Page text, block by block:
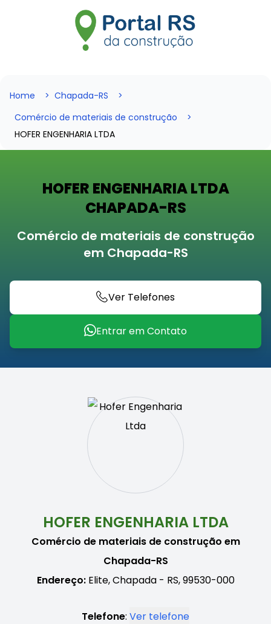
Home
Chapada-RS
Comércio de materiais de construção
HOFER ENGENHARIA LTDA
HOFER ENGENHARIA LTDA
CHAPADA-RS
Comércio de materiais de construção
em Chapada-RS
Ver Telefones
Entrar em Contato
HOFER ENGENHARIA LTDA
Comércio de materiais de construção em
Chapada-RS
Endereço:Elite, Chapada - RS, 99530-000
Telefone: Ver telefone